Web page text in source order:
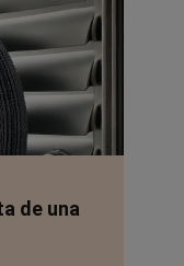
de una